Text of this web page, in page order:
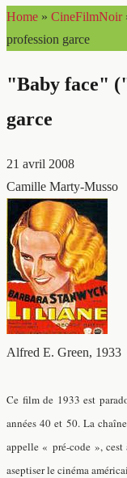
Home » CineFilmNoir
profession garce
"Baby face"
garce
21 avril 2008
Camille Marty-Musso
Alfred E. Green, 1933
Ce film de 1933 est
années 40 et 50. La
appelle « pré-code »,
aseptiser le cinéma